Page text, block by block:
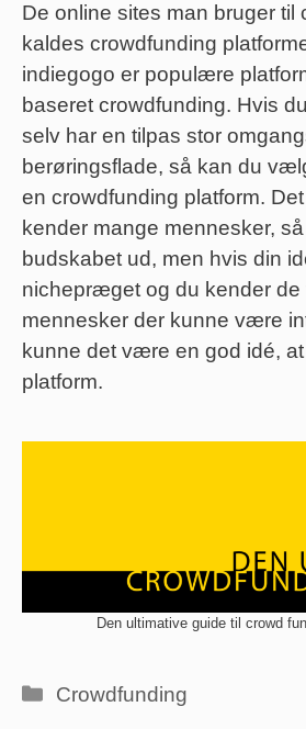
De online sites man bruger til
kaldes crowdfunding
indiegogo er populære
baseret crowdfunding. Hvis
selv har en tilpas stor
berøringsflade, så kan du
en crowdfunding platform.
kender mange mennesker,
budskabet ud, men hvis din
nichepræget og du kender de
mennesker der kunne være
kunne det være en god idé,
platform.
Den ultimative guide til crowd
Kategorier
Crowdfunding